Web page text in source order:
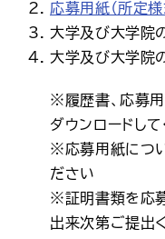
応募用紙（所定様
大学及び大学院
大学及び大学院
※履歴書、応募用
ダウンロードし
※応募用紙につ
ださい
※証明書類を応
出来次第ご提出